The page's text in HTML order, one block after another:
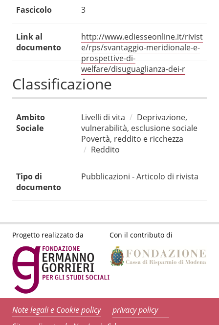
Fascicolo 3
Link al
documento
http://www.ediesseonline.it/rivist
e/rps/svantaggio-meridionale-e-
prospettive-di-
welfare/disuguaglianza-dei-r
Classificazione
Ambito
Sociale
Livelli di vita
Deprivazione,
vulnerabilità, esclusione sociale
Povertà, reddito e ricchezza
Reddito
Tipo di
documento
Pubblicazioni - Articolo di rivista
Progetto realizzato da Con il contributo di
Note legali e Cookie policy
privacy policy